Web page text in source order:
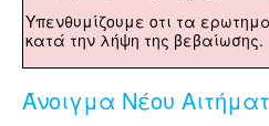
Υπενθυμίζουμε οτι τα
κατά την λήψη της βεβαίωσης.
Άνοιγμα Νέου